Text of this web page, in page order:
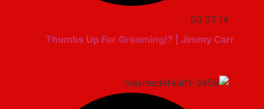
00:03:14
Thumbs Up For Grooming!? | Jimmy Carr